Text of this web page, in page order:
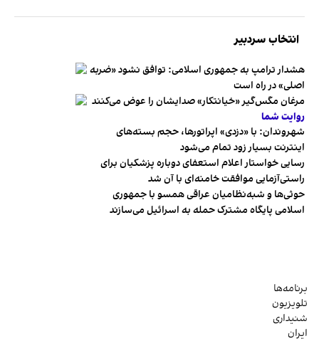
انتخاب سردبیر
هشدار ترامپ به جمهوری اسلامی: توافق نشود «ضربه
اصلی» در راه است
مرغان مگس‌گیر «خیانتکار» صدایشان را عوض می‌کنند
روایت شما
شهروندان:‌ با «دزدی» اپراتورها، حجم بسته‌های
اینترنت بسیار زود تمام می‌شود
رسایی خواستار اعلام استعفای دوباره پزشکیان برای
راستی‌آزمایی موافقت خامنه‌ای با آن شد
حوثی‌ها و شبه‌نظامیان عراقی همسو با جمهوری
اسلامی پایگاه مشترک حمله به اسرائیل می‌سازند
برنامه‌ها
تلویزیون
شنیداری
ایران